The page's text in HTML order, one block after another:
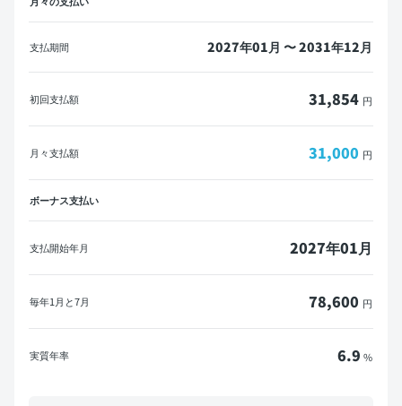
※一部の金融機関ではローンが組めない場合がございます。
PDFダウンロード
支払期間 2027年01月 〜 2031年12月
初回支払額 31,854 円
月々支払額 31,000 円
ボーナス支払い
支払開始年月 2027年01月
毎年1月と7月 78,600 円
実質年率 6.9 %